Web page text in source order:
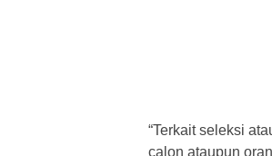
“Terkait seleksi
calon ataupun